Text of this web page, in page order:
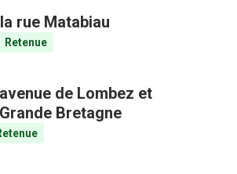
rue Matabiau
Retenue
de Lombez et
Bretagne